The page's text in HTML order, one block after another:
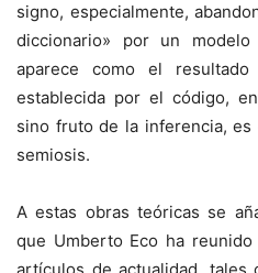
signo, especialmente,
diccionario» por un
aparece como el
establecida por el código,
sino fruto de la inferencia,
semiosis.
A estas obras teóricas se
que Umberto Eco ha